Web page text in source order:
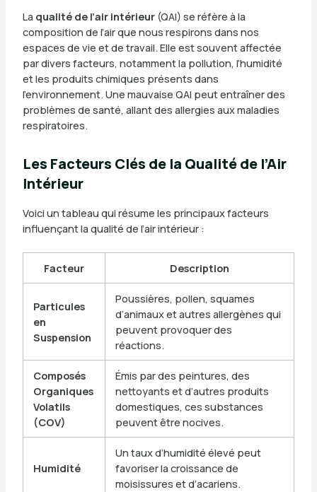
La qualité de l’air intérieur(QAI) se réfère à la
composition de l’air que nous respirons dans nos
espaces de vie et de travail. Elle est souvent affectée
par divers facteurs, notamment la pollution, l’humidité
et les produits chimiques présents dans
l’environnement. Une mauvaise QAI peut entraîner des
problèmes de santé, allant des allergies aux maladies
respiratoires.
Les Facteurs Clés de la Qualité de l’Air
Intérieur
Voici un tableau qui résume les principaux facteurs
influençant la qualité de l’air intérieur :
Facteur Description
Particules
en
Suspension
Poussières, pollen, squames
d’animaux et autres allergènes qui
peuvent provoquer des
réactions.
Composés
Organiques
Volatils
(COV)
Émis par des peintures, des
nettoyants et d’autres produits
domestiques, ces substances
peuvent être nocives.
Humidité
Un taux d’humidité élevé peut
favoriser la croissance de
moisissures et d’acariens.